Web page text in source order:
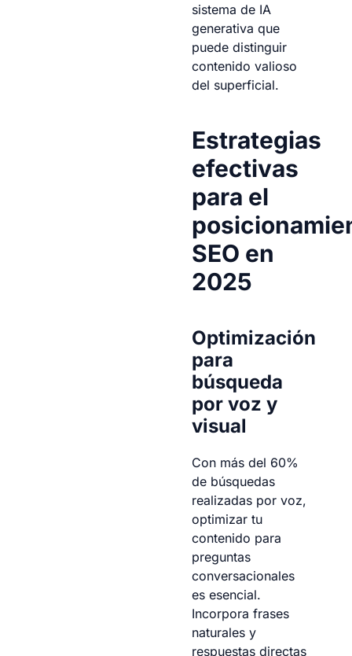
sistema de IA
generativa que
puede distinguir
contenido valioso
del superficial.
Estrategias
efectivas
para el
SEO en
2025
Optimización
para
búsqueda
por voz y
visual
Con más del 60%
de búsquedas
realizadas por voz,
optimizar tu
contenido para
preguntas
conversacionales
es esencial.
Incorpora frases
naturales y
respuestas directas